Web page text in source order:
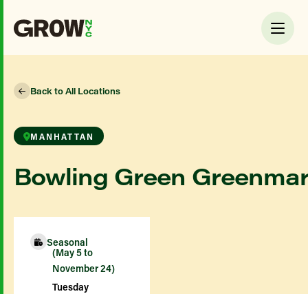
Back to All Locations
MANHATTAN
Bowling Green
Seasonal
(May 5 to
November 24)
Tuesday